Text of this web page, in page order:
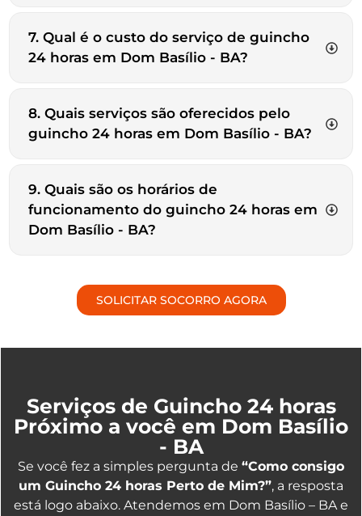
7. Qual é o custo do serviço de guincho
24 horas em Dom Basílio - BA?
8. Quais serviços são oferecidos pelo
guincho 24 horas em Dom Basílio - BA?
9. Quais são os horários de
funcionamento do guincho 24 horas em
Dom Basílio - BA?
SOLICITAR SOCORRO AGORA
Serviços de Guincho 24 horas
Próximo a você em Dom Basílio
- BA
Se você fez a simples pergunta de “Como consigo
um Guincho 24 horas Perto de Mim?”, a resposta
está logo abaixo. Atendemos em Dom Basílio – BA e